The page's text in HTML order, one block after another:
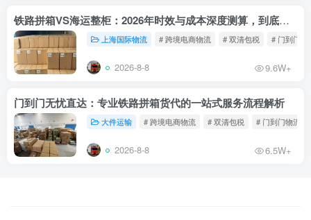
铁路拼箱VS海运整柜：2026年时效与成本深度测算，到底能省多少钱？
上海国际物流 # 跨境电商物流 # 双清包税 # 门到门物
2026-8-8 9.6W+
门到门无忧直达：专业铁路拼箱货代的一站式服务流程解析
大件运输 # 跨境电商物流 # 双清包税 # 门到门物流
2026-8-8 6.5W+